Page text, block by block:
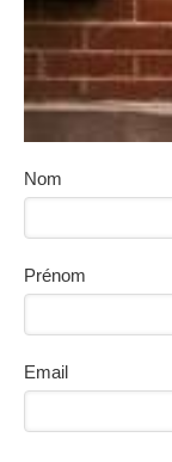
Nom
Prénom
Email